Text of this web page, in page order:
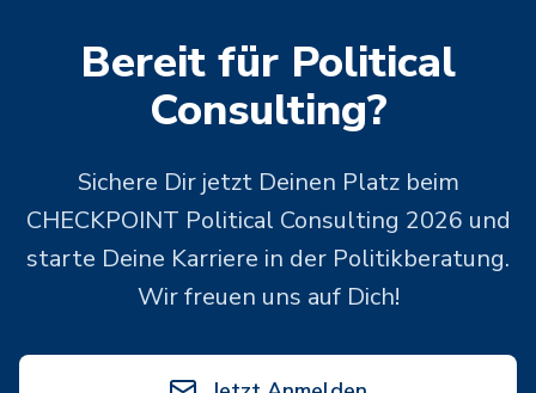
Bereit für Political
Consulting?
Sichere Dir jetzt Deinen Platz beim
CHECKPOINT Political Consulting 2026 und
starte Deine Karriere in der Politikberatung.
Wir freuen uns auf Dich!